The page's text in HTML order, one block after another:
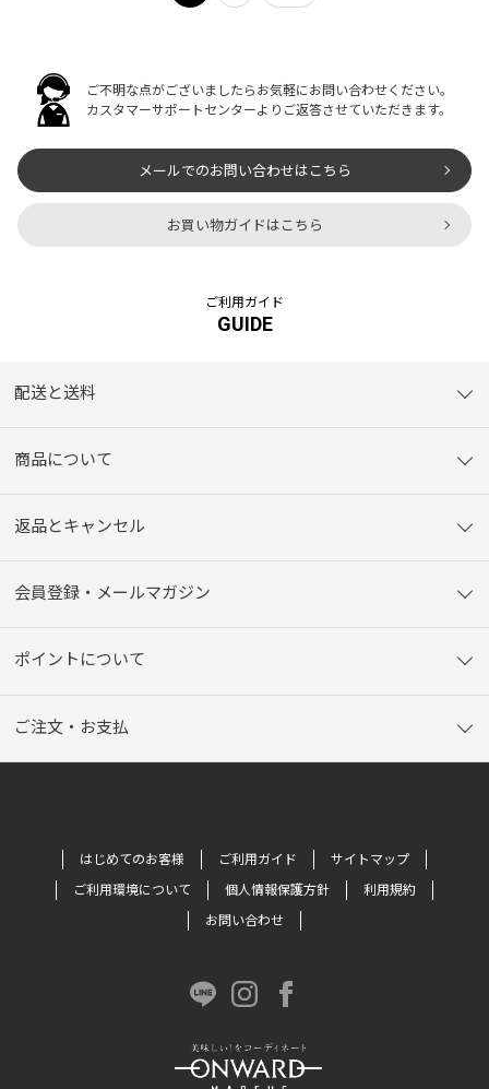
ご不明な点がございましたらお気軽にお問い合わせください。
カスタマーサポートセンターよりご返答させていただきます。
メールでのお問い合わせはこちら
お買い物ガイドはこちら
ご利用ガイド
GUIDE
配送と送料
商品について
返品とキャンセル
会員登録・メールマガジン
ポイントについて
ご注文・お支払
はじめてのお客様 ご利用ガイド
サイトマップ
ご利用環境について
個人情報保護方針
利用規約
お問い合わせ